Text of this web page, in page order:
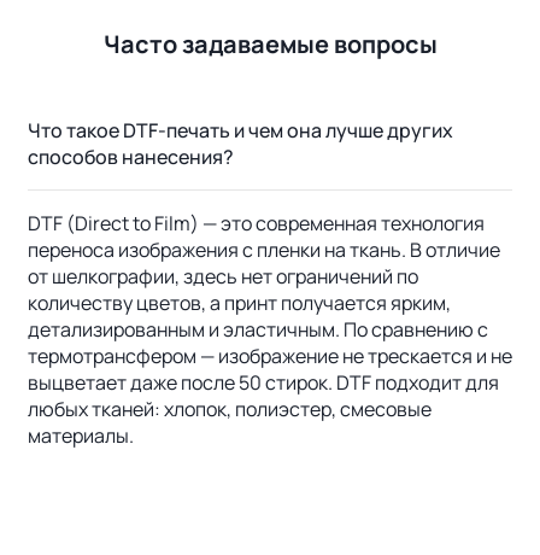
Часто задаваемые вопросы
Что такое DTF-печать и чем она лучше других
способов нанесения?
DTF (Direct to Film) — это современная технология
переноса изображения с пленки на ткань. В отличие
от шелкографии, здесь нет ограничений по
количеству цветов, а принт получается ярким,
детализированным и эластичным. По сравнению с
термотрансфером — изображение не трескается и не
выцветает даже после 50 стирок. DTF подходит для
любых тканей: хлопок, полиэстер, смесовые
материалы.